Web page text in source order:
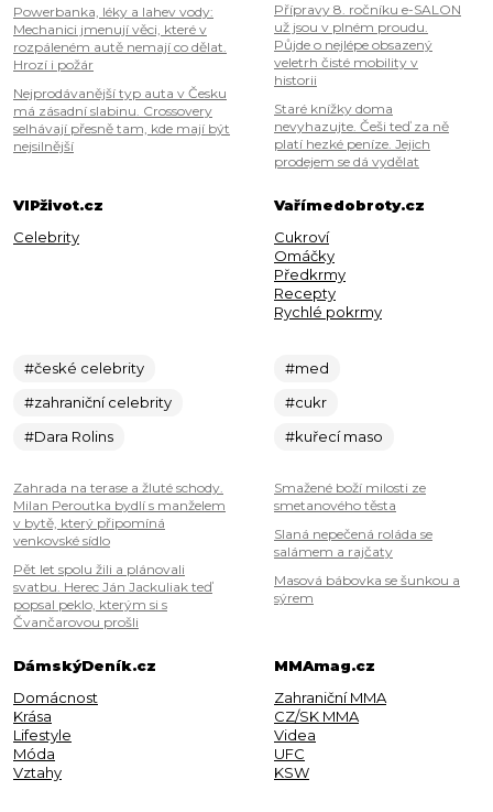
Powerbanka, léky a lahev vody:
Mechanici jmenují věci, které v
rozpáleném autě nemají co dělat.
Hrozí i požár
Nejprodávanější typ auta v Česku
má zásadní slabinu. Crossovery
selhávají přesně tam, kde mají být
nejsilnější
Přípravy 8. ročníku e-SALON
už jsou v plném proudu.
Půjde o nejlépe obsazený
veletrh čisté mobility v
historii
Staré knížky doma
nevyhazujte. Češi teď za ně
platí hezké peníze. Jejich
prodejem se dá vydělat
VIPživot.cz
Celebrity
#české celebrity
#zahraniční celebrity
#Dara Rolins
Zahrada na terase a žluté schody.
Milan Peroutka bydlí s manželem
v bytě, který připomíná
venkovské sídlo
Pět let spolu žili a plánovali
svatbu. Herec Ján Jackuliak teď
popsal peklo, kterým si s
Čvančarovou prošli
Vařímedobroty.cz
Cukroví
Omáčky
Předkrmy
Recepty
Rychlé pokrmy
#med
#cukr
#kuřecí maso
Smažené boží milosti ze
smetanového těsta
Slaná nepečená roláda se
salámem a rajčaty
Masová bábovka se šunkou a
sýrem
DámskýDeník.cz
Domácnost
Krása
Lifestyle
Móda
Vztahy
MMAmag.cz
Zahraniční MMA
CZ/SK MMA
Videa
UFC
KSW